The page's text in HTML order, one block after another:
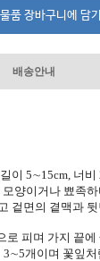
배송안내
이 5∼15cm, 너
양이거나 뾰족
겉면의 곁맥과
로 피며 가지 끝에
3∼5개이며 꽃잎